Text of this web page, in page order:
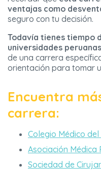
ventajas como
seguro con tu decisión.
Todavía tienes tiempo
universidades peruanas
de una carrera
orientación para tomar
Encuentra
carrera:
Colegio Médico del
Asociación Médica
Sociedad de